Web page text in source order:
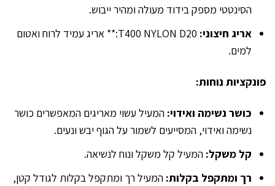
הסינטטי מספק בידוד מעולה ומהיר ייבוש.
אריג חיצוני:
T400 NYLON D20:** אריג עמיד לרוח ואטום
למים.
פונקציות נוחות:
כושר נשימה ואידוי: המעיל עשוי מאריגים המאפשרים כושר
נשימה ואידוי, המסייעים לשמור על הגוף יבש ונעים.
קל משקל: המעיל קל משקל ונוח לנשיאה.
רך ומתקפל בקלות: המעיל רך ומתקפל בקלות לגודל קטן,